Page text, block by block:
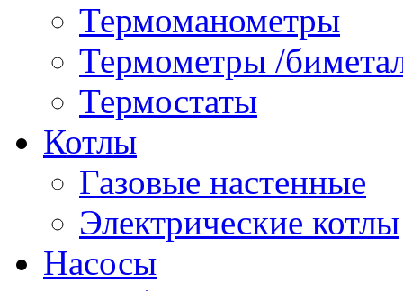
Термоманометры
Термометры /
Термостаты
Котлы
Газовые настенные
Электрические котлы
Насосы